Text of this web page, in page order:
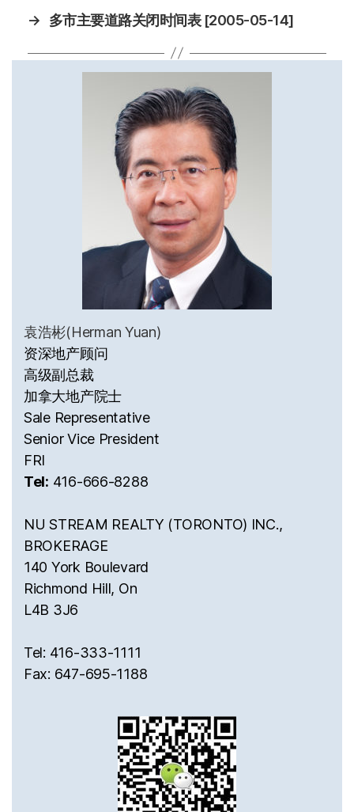
→
多市主要道路关闭时间表 [2005-05-14]
袁浩彬(Herman Yuan)
资深地产顾问
高级副总裁
加拿大地产院士
Sale Representative
Senior Vice President
FRI
Tel: 416-666-8288
NU STREAM REALTY (TORONTO) INC.,
BROKERAGE
140 York Boulevard
Richmond Hill, On
L4B 3J6
Tel: 416-333-1111
Fax: 647-695-1188